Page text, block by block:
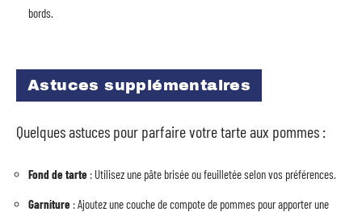
bords.
Astuces supplémentaires
Quelques astuces pour parfaire votre tarte aux pommes :
Fond de tarte : Utilisez une pâte brisée ou feuilletée selon vos préférences.
Garniture : Ajoutez une couche de compote de pommes pour apporter une